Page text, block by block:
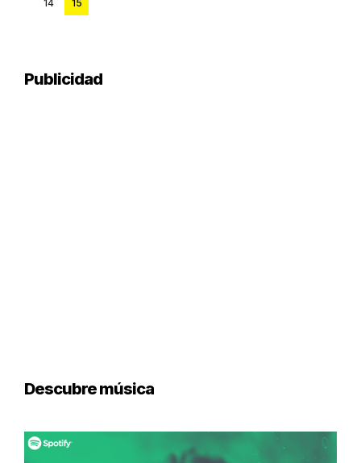
14 15
Publicidad
Descubre música